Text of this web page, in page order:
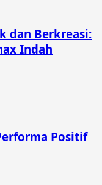
dan Berkreasi:
Indah
Positif